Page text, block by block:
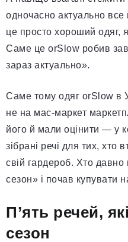
одночасно актуально
це просто хороший одяг,
Саме це orSlow робив
зараз актуально».
Саме тому одяг orSlow в
не на мас-маркет
його й мали оцінити — у
зібрані речі для тих, хто
свій гардероб. Хто давно
сезон» і почав купувати
П’ять речей,
сезон